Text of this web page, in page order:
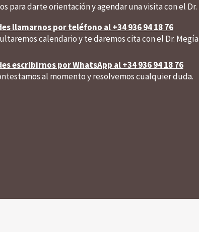
para darte orientación y agendar una visita con el Dr.
llamarnos por teléfono al +34 936 94 18 76
calendario y te daremos cita con el Dr.
escribirnos por WhatsApp al +34 936 94 18 76
al momento y resolvemos cualquier duda.